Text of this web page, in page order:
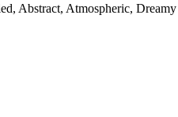
Abstract, Atmospheric, Dreamy